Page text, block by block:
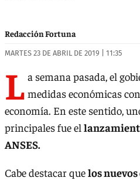
Redacción Fortuna
MARTES 23 DE ABRIL DE 2019 | 11:35
L a semana pasada, el
medidas económicas
economía. En este sentido,
principales fue el
ANSES.
Cabe destacar quelos